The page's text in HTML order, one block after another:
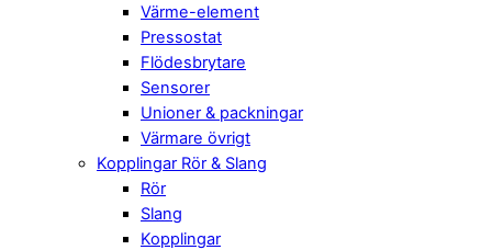
Värme-element
Pressostat
Flödesbrytare
Sensorer
Unioner & packningar
Värmare övrigt
Kopplingar Rör & Slang
Rör
Slang
Kopplingar